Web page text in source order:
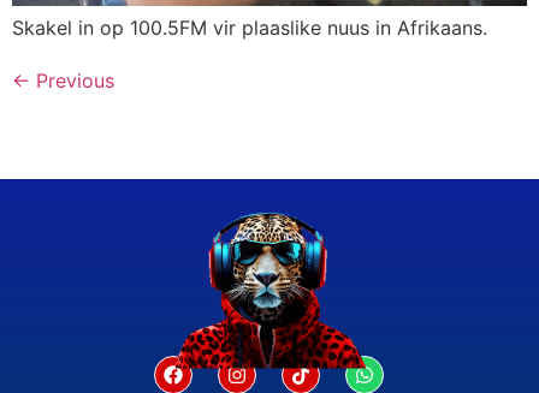
Skakel in op 100.5FM vir plaaslike nuus in Afrikaans.
← Previous